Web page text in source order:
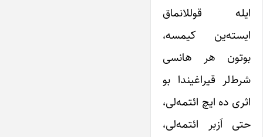
ایله قوللانماق
ایسته‌ین کیمسه،
بوتون هر هانسی
شرط‌لر قیراغیندا بو
اثری ده ایچ ائتمه‌لی،
حتی اَزبر ائتمه‌لی،